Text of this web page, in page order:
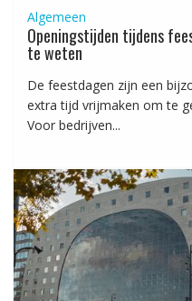
Algemeen
Openingstijden tijdens
te weten
De feestdagen zijn een
extra tijd vrijmaken om te
Voor bedrijven...